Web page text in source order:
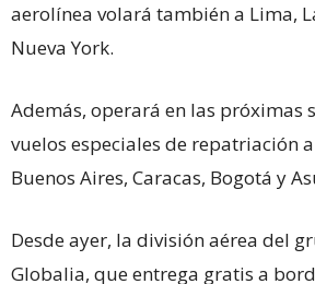
aerolínea volará también a Lima,
Nueva York.
Además, operará en las próximas
vuelos especiales de repatriación
Buenos Aires, Caracas, Bogotá y
Desde ayer, la división aérea del
Globalia, que entrega gratis a